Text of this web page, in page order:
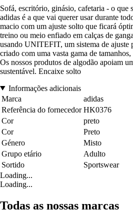
Sofá, escritório, ginásio, cafetaria - o que
adidas é a que vai querer usar durante
macio com um ajuste solto que ficará
treino ou meio enfiado em calças de
usando UNITEFIT, um sistema de ajuste
criado com uma vasta gama de
Os nossos produtos de algodão apoiam
sustentável. Encaixe solto
Informações adicionais
Marca
adidas
Referência do fornecedor HK0376
Cor
preto
Cor
Preto
Género
Misto
Grupo etário
Adulto
Sortido
Sportswear
Loading...
Loading...
Todas as nossas marcas